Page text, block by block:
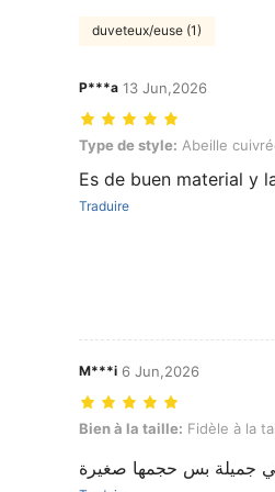
duveteux/euse (1)
P***a 13 Jun,2026
Type de style: Abeille cuivrée
Type de style: Abeille
Es de buen material y
Traduire
M***i 6 Jun,2026
Bien à la taille: Fidèle à la
Bien à la taille: Fidèle à la
جميلة بس حجمها صغيرة